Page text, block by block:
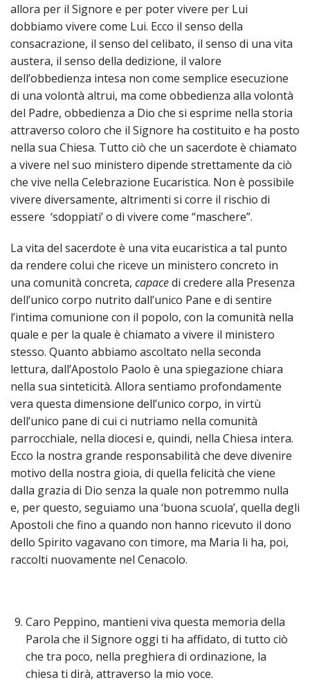
allora per il Signore e per poter vivere per Lui
dobbiamo vivere come Lui. Ecco il senso della
consacrazione, il senso del celibato, il senso di una vita
austera, il senso della dedizione, il valore
dell’obbedienza intesa non come semplice esecuzione
di una volontà altrui, ma come obbedienza alla volontà
del Padre, obbedienza a Dio che si esprime nella storia
attraverso coloro che il Signore ha costituito e ha posto
nella sua Chiesa. Tutto ciò che un sacerdote è chiamato
a vivere nel suo ministero dipende strettamente da ciò
che vive nella Celebrazione Eucaristica. Non è possibile
vivere diversamente, altrimenti si corre il rischio di
essere ‘sdoppiati’ o di vivere come “maschere”.
La vita del sacerdote è una vita eucaristica a tal punto
da rendere colui che riceve un ministero concreto in
una comunità concreta, capacedi credere alla Presenza
dell’unico corpo nutrito dall’unico Pane e di sentire
l’intima comunione con il popolo, con la comunità nella
quale e per la quale è chiamato a vivere il ministero
stesso. Quanto abbiamo ascoltato nella seconda
lettura, dall’Apostolo Paolo è una spiegazione chiara
nella sua sinteticità. Allora sentiamo profondamente
vera questa dimensione dell’unico corpo, in virtù
dell’unico pane di cui ci nutriamo nella comunità
parrocchiale, nella diocesi e, quindi, nella Chiesa intera.
Ecco la nostra grande responsabilità che deve divenire
motivo della nostra gioia, di quella felicità che viene
dalla grazia di Dio senza la quale non potremmo nulla
e, per questo, seguiamo una ‘buona scuola’, quella degli
Apostoli che fino a quando non hanno ricevuto il dono
dello Spirito vagavano con timore, ma Maria li ha, poi,
raccolti nuovamente nel Cenacolo.
Caro Peppino, mantieni viva questa memoria della
Parola che il Signore oggi ti ha affidato, di tutto ciò
che tra poco, nella preghiera di ordinazione, la
chiesa ti dirà, attraverso la mio voce.